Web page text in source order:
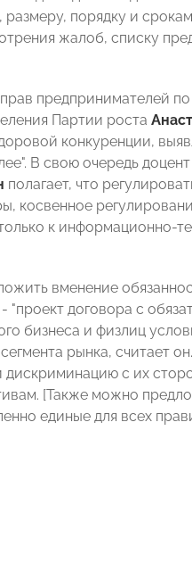
порядку и
жалоб, списку
предпринимателей
Партии роста
конкуренции,
В свою очередь
полагает, что
косвенное
к информационно-
вменение
договора с
бизнеса и физлиц
рынка, считает
с их
[Также можно
единые для всех